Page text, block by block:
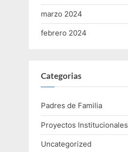
marzo 2024
febrero 2024
Categorias
Padres de Familia
Proyectos Institucionales
Uncategorized